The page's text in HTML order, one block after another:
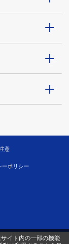
意
ーポリシー
イト内の一部の機能